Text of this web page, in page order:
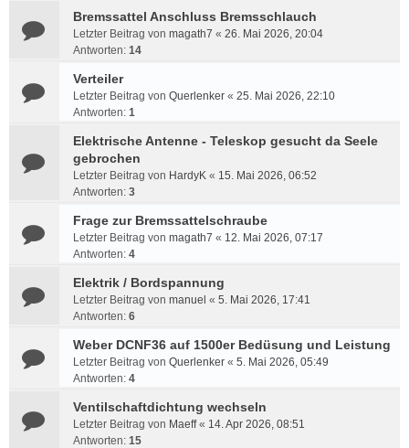
Bremssattel Anschluss Bremsschlauch
Letzter Beitrag von magath7 « 26. Mai 2026, 20:04
Antworten: 14
Verteiler
Letzter Beitrag von Querlenker « 25. Mai 2026, 22:10
Antworten: 1
Elektrische Antenne - Teleskop gesucht da Seele
gebrochen
Letzter Beitrag von HardyK « 15. Mai 2026, 06:52
Antworten: 3
Frage zur Bremssattelschraube
Letzter Beitrag von magath7 « 12. Mai 2026, 07:17
Antworten: 4
Elektrik / Bordspannung
Letzter Beitrag von manuel « 5. Mai 2026, 17:41
Antworten: 6
Weber DCNF36 auf 1500er Bedüsung und Leistung
Letzter Beitrag von Querlenker « 5. Mai 2026, 05:49
Antworten: 4
Ventilschaftdichtung wechseln
Letzter Beitrag von Maeff« 14. Apr 2026, 08:51
Antworten: 15